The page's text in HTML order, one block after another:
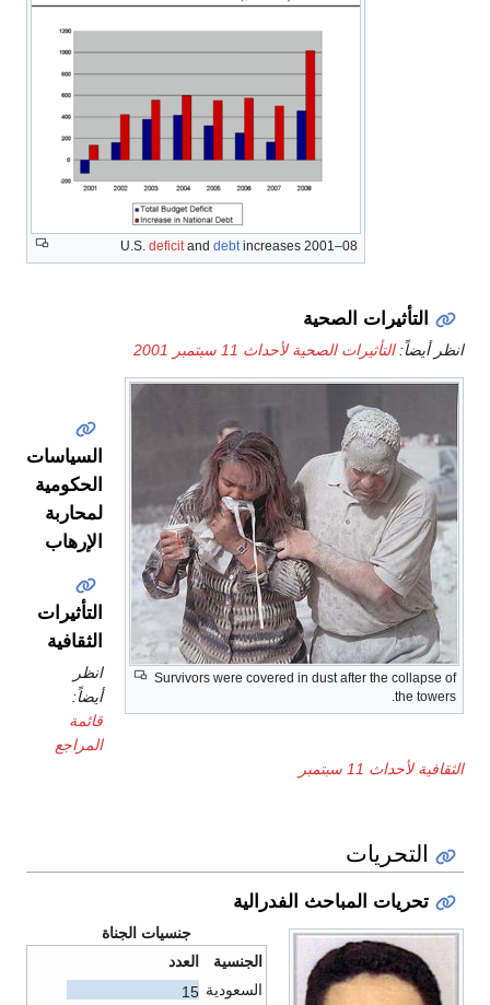
U.S. deficitand debtincreases 2001–08
التأثيرات الصحية
انظر أيضاً:التأثيرات الصحية لأحداث 11 سبتمبر 2001
Survivors were covered in dust after the collapse of
the towers.
السياسات
الحكومية
لمحاربة
الإرهاب
التأثيرات
الثقافية
انظر
أيضاً:
قائمة
المراجع
الثقافية لأحداث 11 سبتمبر
التحريات
تحريات المباحث الفدرالية
جنسيات الجناة
الجنسية
العدد
السعودية 15